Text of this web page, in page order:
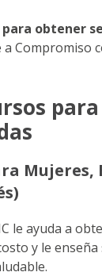
obtener
a Compromiso
Mujeres,
le ayuda a
y le